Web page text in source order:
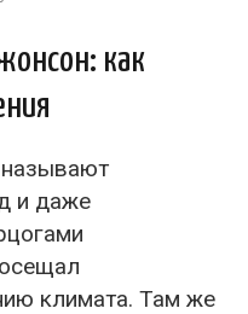
как
и даже
климата. Там же